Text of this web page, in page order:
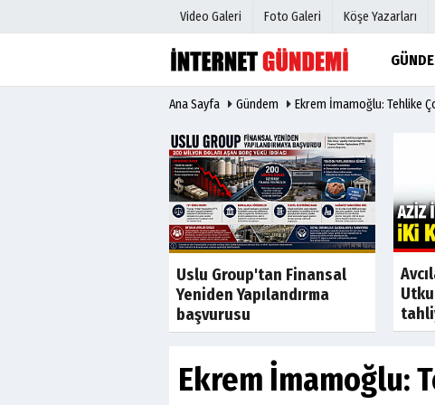
Video Galeri Foto Galeri Köşe Yazarları
Hava Durumu
Gazete
Anketler
Biyografiler
Ana Sayfa Gündem Ekrem İmamoğlu: Tehlike
Son Dakika
Uslu Group'tan Finansal
Yeniden Yapılandırma
başvurusu
Ekrem İmamoğlu: